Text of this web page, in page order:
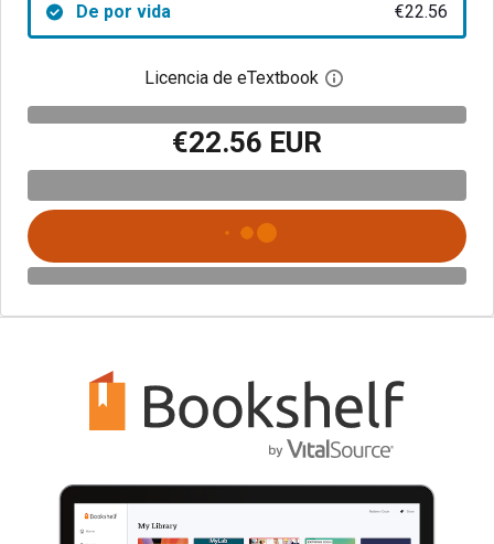
De por vida €22.56
Licencia de eTextbook Abre el cuadro de
€22.56 EUR